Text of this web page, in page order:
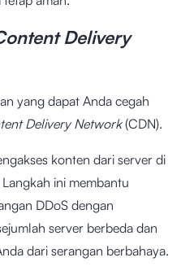
Delivery
yang dapat Anda cegah
Delivery Network(CDN).
konten dari server di
ini membantu
DDoS dengan
server berbeda dan
dari serangan berbahaya.